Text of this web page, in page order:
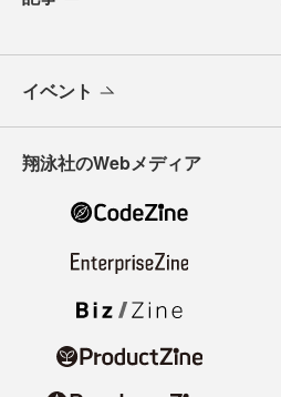
イベント
翔泳社のWebメディア